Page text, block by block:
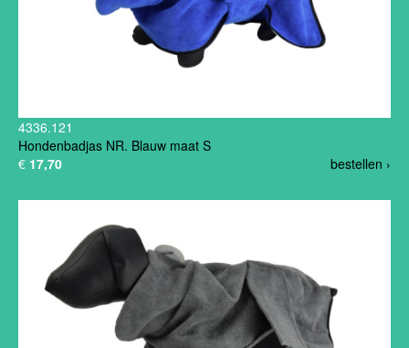
4336.121
Hondenbadjas NR. Blauw maat S
bestellen ›
€ 17,70